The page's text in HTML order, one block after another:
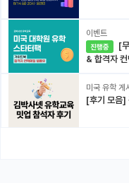
이벤트
진행중
& 합격자
미국 유학 게
[후기 모음]